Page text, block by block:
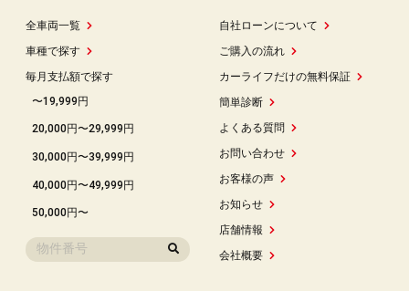
全車両一覧
車種で探す
毎月支払額で探す
〜19,999円
20,000円〜29,999円
30,000円〜39,999円
40,000円〜49,999円
50,000円〜
自社ローンについて
ご購入の流れ
カーライフだけの無料保証
簡単診断
よくある質問
お問い合わせ
お客様の声
お知らせ
店舗情報
会社概要